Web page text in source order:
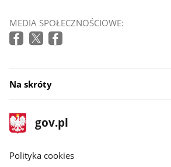
się
w
MEDIA SPOŁECZNOŚCIOWE:
Na skróty
stopka
gov.pl
Strona
gov.pl
gov.pl
Polityka cookies